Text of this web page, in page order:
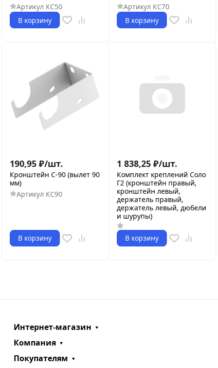
Артикул КС50
В корзину
Артикул КС70
В корзину
190,95 ₽/шт.
Кронштейн С-90 (вылет 90
мм)
Артикул КС90
В корзину
1 838,25 ₽/шт.
Комплект креплений Соло
Г2 (кронштейн правый,
кронштейн левый,
держатель правый,
держатель левый, дюбели
и шурупы)
В корзину
Интернет-магазин
Компания
Покупателям